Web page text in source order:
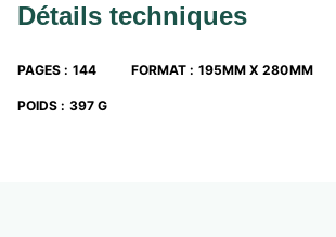
Détails techniques
PAGES : 144 FORMAT : 195MM X 280MM
POIDS : 397 G